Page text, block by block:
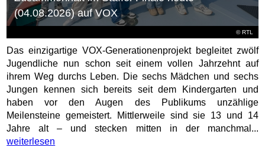
©RTL
(04.08.2026) auf VOX
Das einzigartige VOX-Generationenprojekt begleitet zwölf
Jugendliche nun schon seit einem vollen Jahrzehnt auf
ihrem Weg durchs Leben. Die sechs Mädchen und sechs
Jungen kennen sich bereits seit dem Kindergarten und
haben vor den Augen des Publikums unzählige
Meilensteine gemeistert. Mittlerweile sind sie 13 und 14
Jahre alt – und stecken mitten in der manchmal...
weiterlesen